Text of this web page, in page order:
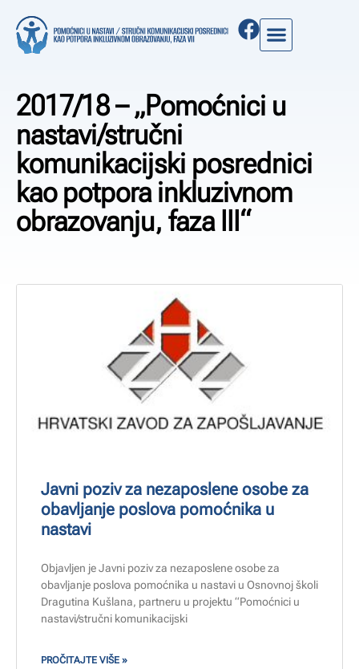
2017/18 – „Pomoćnici u
nastavi/stručni
komunikacijski posrednici
kao potpora inkluzivnom
obrazovanju, faza III“
Javni poziv za nezaposlene osobe za
obavljanje poslova pomoćnika u
nastavi
Objavljen je Javni poziv za nezaposlene osobe za
obavljanje poslova pomoćnika u nastavi u Osnovnoj školi
Dragutina Kušlana, partneru u projektu “Pomoćnici u
nastavi/stručni komunikacijski
PROČITAJTE VIŠE »